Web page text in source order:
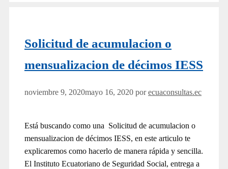
Solicitud de acumulacion o
mensualizacion de décimos IESS
noviembre 9, 2020mayo 16, 2020 porecuaconsultas.ec
Está buscando como una Solicitud de acumulacion o
mensualizacion de décimos IESS, en este articulo te
explicaremos como hacerlo de manera rápida y sencilla.
El Instituto Ecuatoriano de Seguridad Social, entrega a